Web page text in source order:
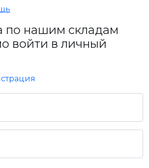
по нашим складам
войти в личный